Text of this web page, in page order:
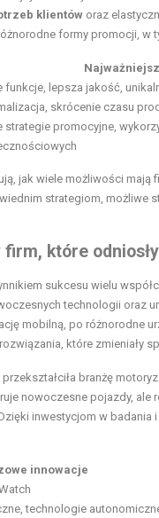
klientów oraz
formy promocji, w
funkcje, lepsza jakość,
skrócenie czasu
strategie promocyjne,
jak wiele możliwości
strategiom, możliwe
firm, które
sukcesu wielu
technologii oraz
mobilną, po różnorodne
które zmieniały
przekształciła branżę
nowoczesne pojazdy,
inwestycjom w
innowacje
technologie